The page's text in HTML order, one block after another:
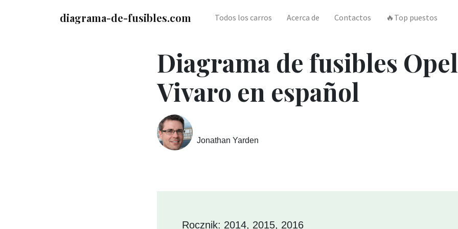
diagrama-de-fusibles.com Todos los carros Acerca de Contactos 🔥Top puestos
Diagrama de fusibles Opel
Vivaro en español
Jonathan Yarden
Rocznik: 2014, 2015, 2016